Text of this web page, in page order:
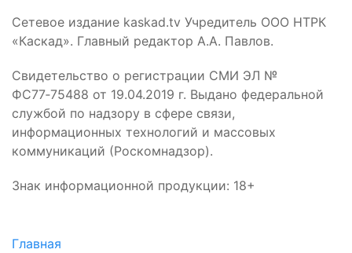
Сетевое издание kaskad.tv Учредитель ООО НТРК
«Каскад». Главный редактор А.А. Павлов.
Свидетельство о регистрации СМИ ЭЛ №
ФС77‑75488 от 19.04.2019 г. Выдано федеральной
службой по надзору в сфере связи,
информационных технологий и массовых
коммуникаций (Роскомнадзор).
Знак информационной продукции: 18+
Главная